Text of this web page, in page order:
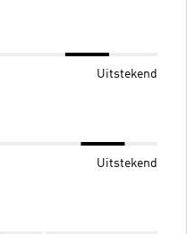
Uitstekend
Uitstekend